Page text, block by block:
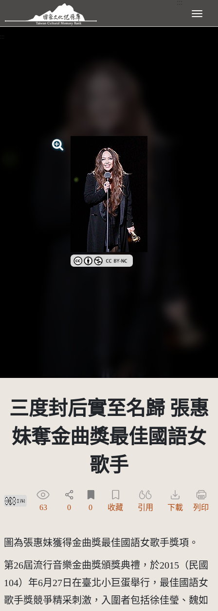
跳到主要內容區塊 展開選單
:::
創用CC姓名標示-非商業性 3.0 台灣及
三度封后實至名歸 張惠
妹奪金曲獎最佳國語女
歌手
創用CC姓名標示-禁止改作 3.0 台灣及其後版本(CC BY-ND 3.0 TW +)
63 0 0 收藏 引用 下載 列印
圖為張惠妹獲得金曲獎最佳國語女歌手獎項。
第26屆流行音樂金曲獎頒獎典禮，於2015（民國
104）年6月27日在臺北小巨蛋舉行，最佳國語女
歌手獎競爭精采刺激，入圍者包括徐佳瑩、魏如